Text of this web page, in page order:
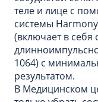
теле и лице с
системы
(включает в себя
1064) с
результатом.
В Медицинском